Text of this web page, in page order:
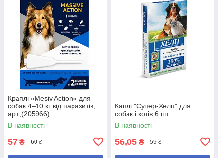
Краплі «Mesiv Action» для
собак 4–10 кг від паразитів,
арт.,(205966)
В наявності
57 ₴ 60 ₴
Каплі "Супер-Хелп" для
собак і котів 6 шт
В наявності
56,05 ₴ 59 ₴